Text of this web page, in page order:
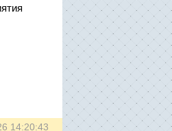
14:20:43